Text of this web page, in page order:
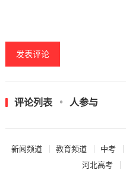
评论列表 人参与
新闻频道 教育频道 中考
河北高考